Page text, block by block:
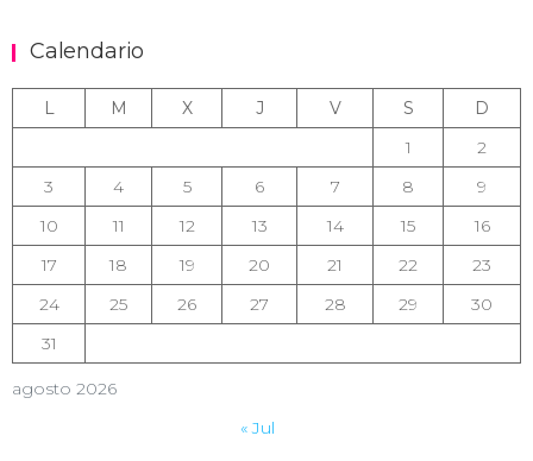
Calendario
agosto 2026
L M X J V S
D
1
2
3
4 5 6 7 8
9
10
11 12 13 14 15
16
17
18 19 20 21 22
23
24
25 26 27 28 29
30
31
« Jul